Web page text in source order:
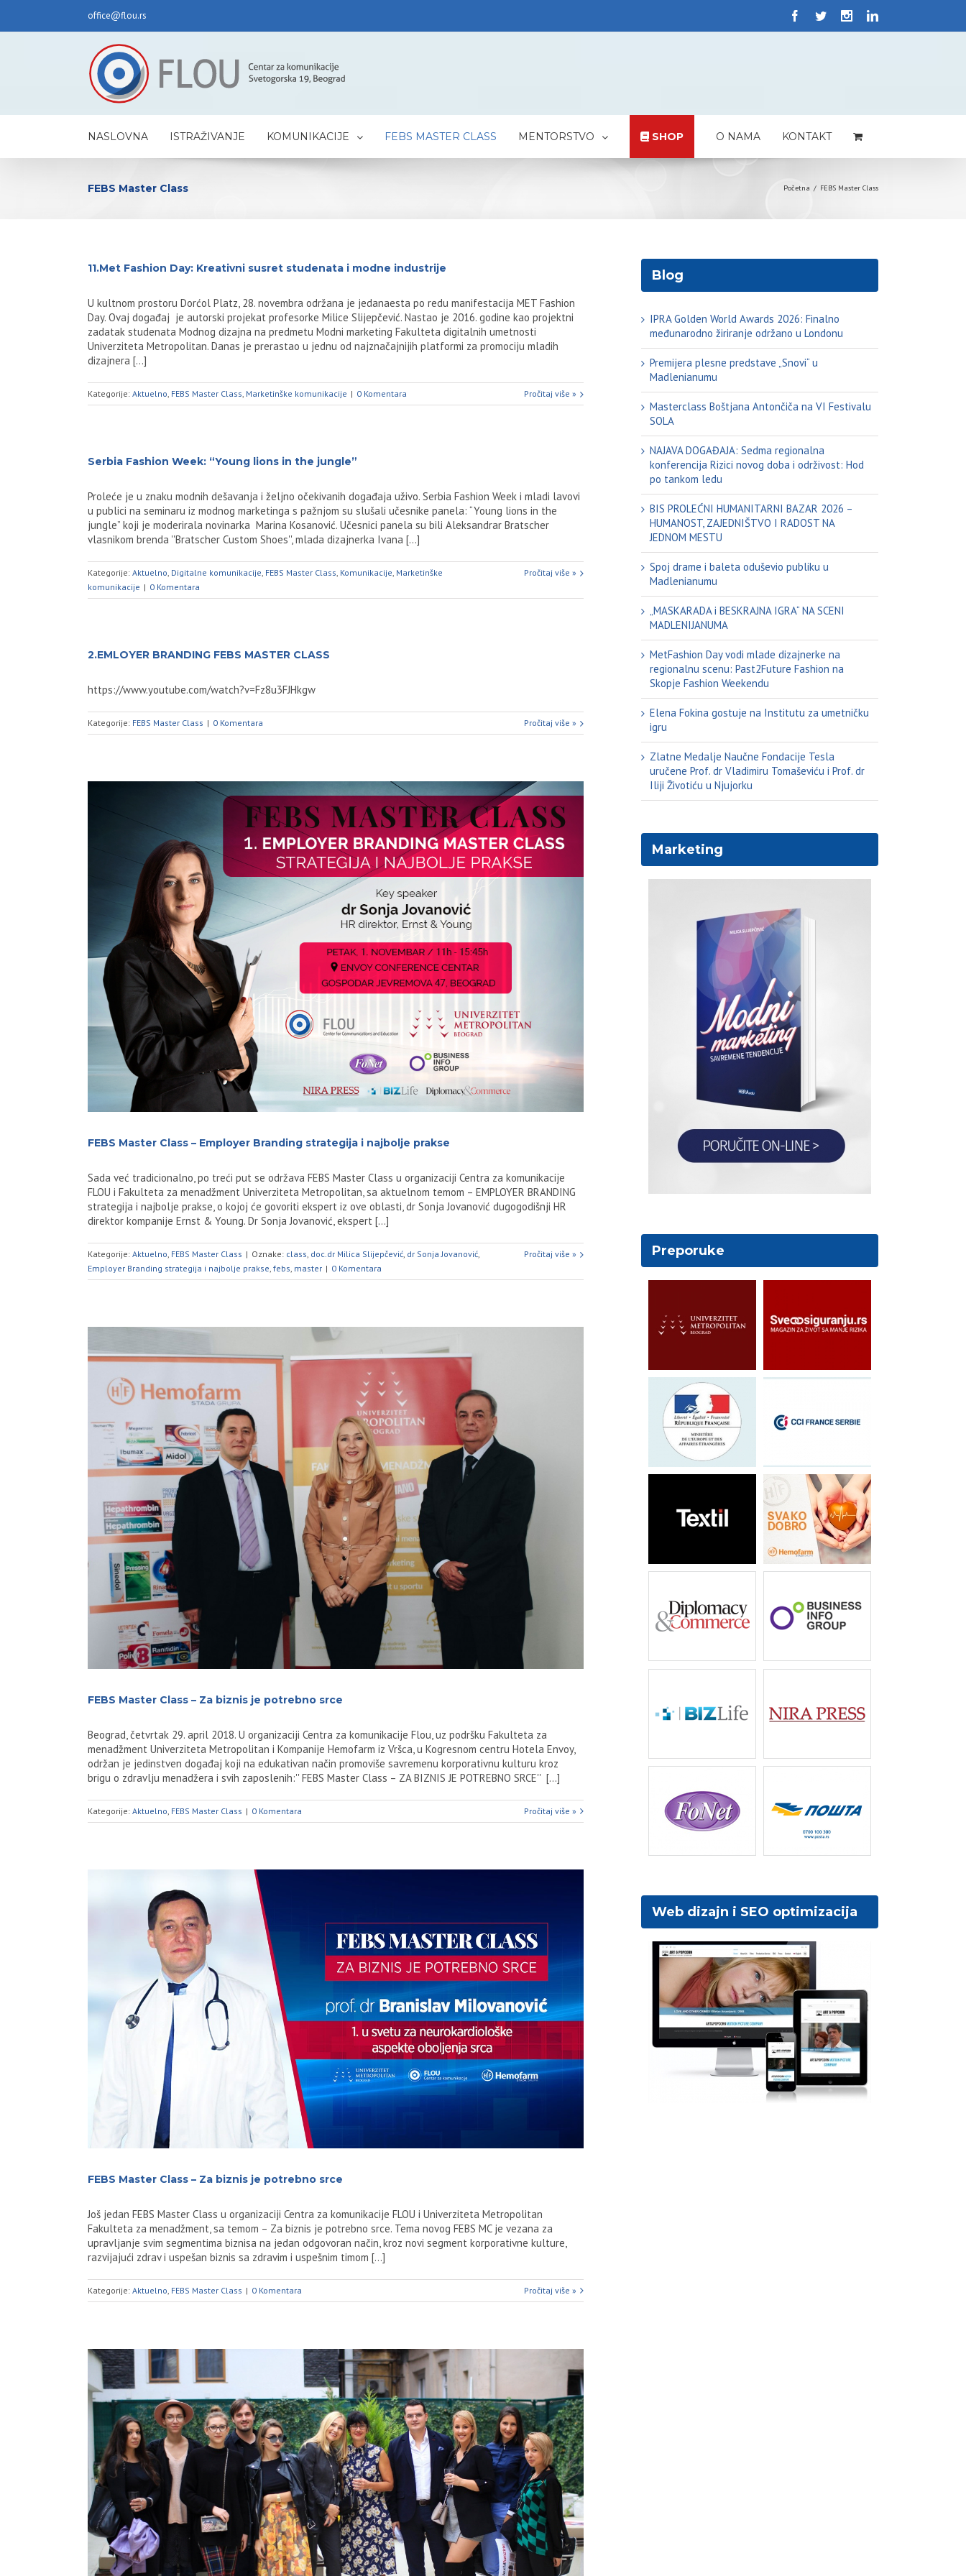
office@flou.rs
NASLOVNA ISTRAŽIVANJE KOMUNIKACIJE FEBS MASTER CLASS MENTORSTVO SHOP O NAMA KONTAKT
FEBS Master Class Početna / FEBS Master Class
11.Met Fashion Day: Kreativni susret studenata i modne industrije
U kultnom prostoru Dorćol Platz, 28. novembra održana je jedanaesta po redu manifestacija MET Fashion
Day. Ovaj događaj je autorski projekat profesorke Milice Slijepčević. Nastao je 2016. godine kao projektni
zadatak studenata Modnog dizajna na predmetu Modni marketing Fakulteta digitalnih umetnosti
Univerziteta Metropolitan. Danas je prerastao u jednu od najznačajnijih platformi za promociju mladih
dizajnera [...]
Kategorije: Aktuelno, FEBS Master Class, Marketinške komunikacije | 0 Komentara Pročitaj više »
Serbia Fashion Week: “Young lions in the jungle”
Proleće je u znaku modnih dešavanja i željno očekivanih događaja uživo. Serbia Fashion Week i mladi lavovi
u publici na seminaru iz modnog marketinga s pažnjom su slušali učesnike panela: “Young lions in the
jungle” koji je moderirala novinarka Marina Kosanović. Učesnici panela su bili Aleksandrar Bratscher
vlasnikom brenda ''Bratscher Custom Shoes'', mlada dizajnerka Ivana [...]
Kategorije: Aktuelno, Digitalne komunikacije, FEBS Master Class, Komunikacije, Marketinške
komunikacije | 0 Komentara
Pročitaj više »
2.EMLOYER BRANDING FEBS MASTER CLASS
https://www.youtube.com/watch?v=Fz8u3FJHkgw
Kategorije: FEBS Master Class | 0 Komentara Pročitaj više »
FEBS Master Class – Employer Branding strategija i najbolje prakse
Sada već tradicionalno, po treći put se održava FEBS Master Class u organizaciji Centra za komunikacije
FLOU i Fakulteta za menadžment Univerziteta Metropolitan, sa aktuelnom temom – EMPLOYER BRANDING
strategija i najbolje prakse, o kojoj će govoriti ekspert iz ove oblasti, dr Sonja Jovanović dugogodišnji HR
direktor kompanije Ernst & Young. Dr Sonja Jovanović, ekspert [...]
Kategorije: Aktuelno, FEBS Master Class | Oznake: class, doc.dr Milica Slijepčević, dr Sonja Jovanović,
Employer Branding strategija i najbolje prakse, febs, master | 0 Komentara
Pročitaj više »
FEBS Master Class – Za biznis je potrebno srce
Beograd, četvrtak 29. april 2018. U organizaciji Centra za komunikacije Flou, uz podršku Fakulteta za
menadžment Univerziteta Metropolitan i Kompanije Hemofarm iz Vršca, u Kogresnom centru Hotela Envoy,
održan je jedinstven događaj koji na edukativan način promoviše savremenu korporativnu kulturu kroz
brigu o zdravlju menadžera i svih zaposlenih:'' FEBS Master Class – ZA BIZNIS JE POTREBNO SRCE'' [...]
Kategorije: Aktuelno FEBS Master Class | 0 Komentara Pročitaj više »
FEBS Master Class – Za biznis je potrebno srce
Još jedan FEBS Master Class u organizaciji Centra za komunikacije FLOU i Univerziteta Metropolitan
Fakulteta za menadžment, sa temom – Za biznis je potrebno srce. Tema novog FEBS MC je vezana za
upravljanje svim segmentima biznisa na jedan odgovoran način, kroz novi segment korporativne kulture,
razvijajući zdrav i uspešan biznis sa zdravim i uspešnim timom [...]
Kategorije: Aktuelno FEBS Master Class | 0 Komentara Pročitaj više »
Blog
IPRA Golden World Awards 2026: Finalno
međunarodno žiriranje održano u Londonu
Premijera plesne predstave „Snovi“ u
Madlenianumu
Masterclass Boštjana Antončiča na VI Festivalu
SOLA
NAJAVA DOGAĐAJA: Sedma regionalna
konferencija Rizici novog doba i održivost: Hod
po tankom ledu
BIS PROLEĆNI HUMANITARNI BAZAR 2026 –
HUMANOST, ZAJEDNIŠTVO I RADOST NA
JEDNOM MESTU
Spoj drame i baleta oduševio publiku u
Madlenianumu
„MASKARADA i BESKRAJNA IGRA“ NA SCENI
MADLENIJANUMA
MetFashion Day vodi mlade dizajnerke na
regionalnu scenu: Past2Future Fashion na
Skopje Fashion Weekendu
Elena Fokina gostuje na Institutu za umetničku
igru
Zlatne Medalje Naučne Fondacije Tesla
uručene Prof. dr Vladimiru Tomaševiću i Prof. dr
Iliji Životiću u Njujorku
Marketing
Preporuke
Web dizajn i SEO optimizacija